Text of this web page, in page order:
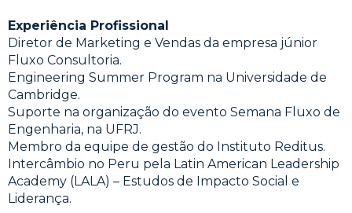
Experiência Profissional
Diretor de Marketing e Vendas da empresa júnior
Fluxo Consultoria.
Engineering Summer Program na Universidade de
Cambridge.
Suporte na organização do evento Semana Fluxo de
Engenharia, na UFRJ.
Membro da equipe de gestão do Instituto Reditus.
Intercâmbio no Peru pela Latin American Leadership
Academy (LALA) – Estudos de Impacto Social e
Liderança.